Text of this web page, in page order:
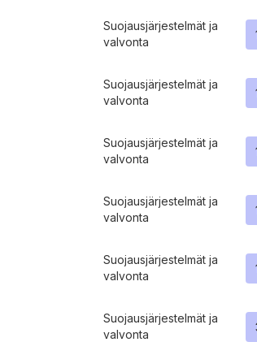
Suojausjärjestelmät ja
valvonta
Suojausjärjestelmät ja
valvonta
Suojausjärjestelmät ja
valvonta
Suojausjärjestelmät ja
valvonta
Suojausjärjestelmät ja
valvonta
Suojausjärjestelmät ja
valvonta